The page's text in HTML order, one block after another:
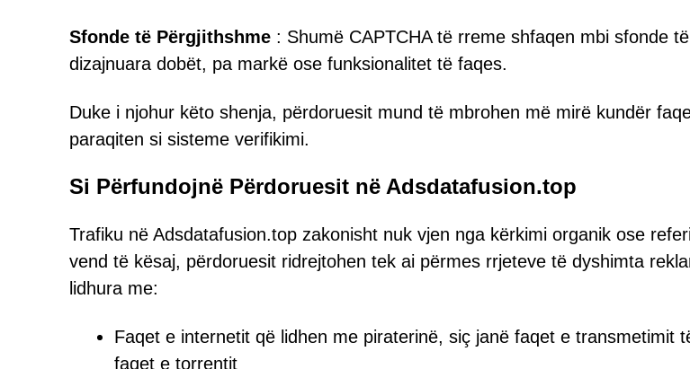
Sfonde të Përgjithshme : Shumë CAPTCHA të rreme shfaqen mbi sfonde
dizajnuara dobët, pa markë ose funksionalitet të faqes.
Duke i njohur këto shenja, përdoruesit mund të mbrohen më mirë kundër
paraqiten si sisteme verifikimi.
Si Përfundojnë Përdoruesit në Adsdatafusion.top
Trafiku në Adsdatafusion.top zakonisht nuk vjen nga kërkimi organik ose
vend të kësaj, përdoruesit ridrejtohen tek ai përmes rrjeteve të dyshimta
lidhura me:
Faqet e internetit që lidhen me piraterinë, siç janë faqet e transmetimit
faqet e torrentit